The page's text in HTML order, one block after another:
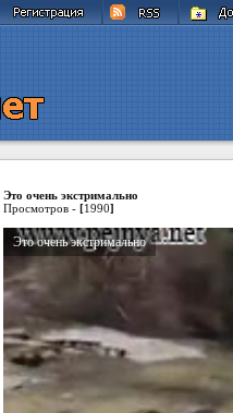
Это очень экстримально
Просмотров - [1990]
Это очень экстримально